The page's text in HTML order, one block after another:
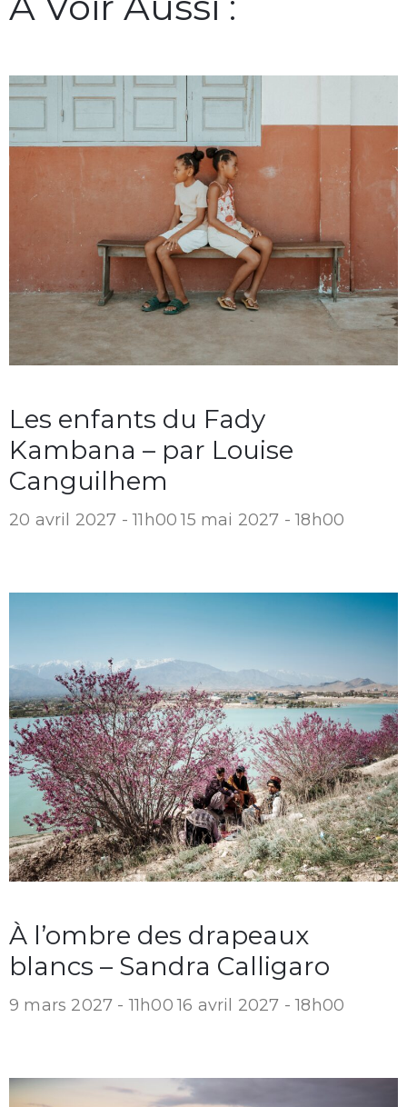
Les enfants du Fady
Kambana – par Louise
Canguilhem
20 avril 2027 - 11h00 15 mai 2027 - 18h00
À l’ombre des drapeaux
blancs – Sandra Calligaro
9 mars 2027 - 11h00 16 avril 2027 - 18h00